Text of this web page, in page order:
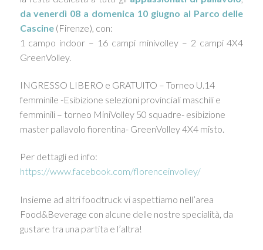
da venerdì 08 a domenica 10 giugno al Parco delle
Cascine(Firenze), con:
1 campo indoor – 16 campi minivolley – 2 campi 4X4
GreenVolley.
INGRESSO LIBERO e GRATUITO – Torneo U.14
femminile -Esibizione selezioni provinciali maschili e
femminili – torneo MiniVolley 50 squadre- esibizione
master pallavolo fiorentina- GreenVolley 4X4 misto.
Per dettagli ed info:
https://www.facebook.com/florenceinvolley/
Insieme ad altri foodtruck vi aspettiamo nell’area
Food&Beverage con alcune delle nostre specialità, da
gustare tra una partita e l’altra!